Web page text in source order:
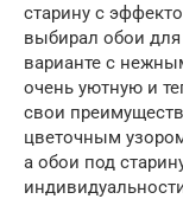
старину с
выбирал обои для
варианте с
очень уютную и
свои
цветочным
а обои под